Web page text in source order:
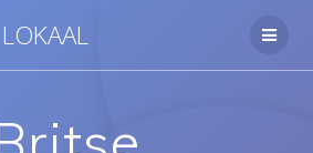
naar
LOKAAL